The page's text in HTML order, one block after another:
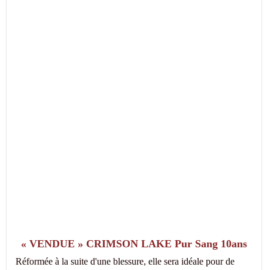
« VENDUE » CRIMSON LAKE Pur Sang 10ans
Réformée à la suite d'une blessure, elle sera idéale pour de